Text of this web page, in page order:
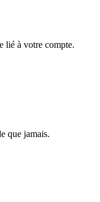
lié à votre compte.
que jamais.